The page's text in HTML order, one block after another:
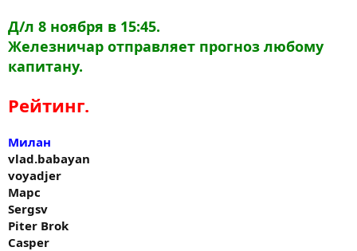
Д/л 8 ноября в 15:45.
Железничар отправляет прогноз любому
капитану.
Рейтинг.
Милан
vlad.babayan
voyadjer
Марс
Sergsv
Piter Brok
Casper